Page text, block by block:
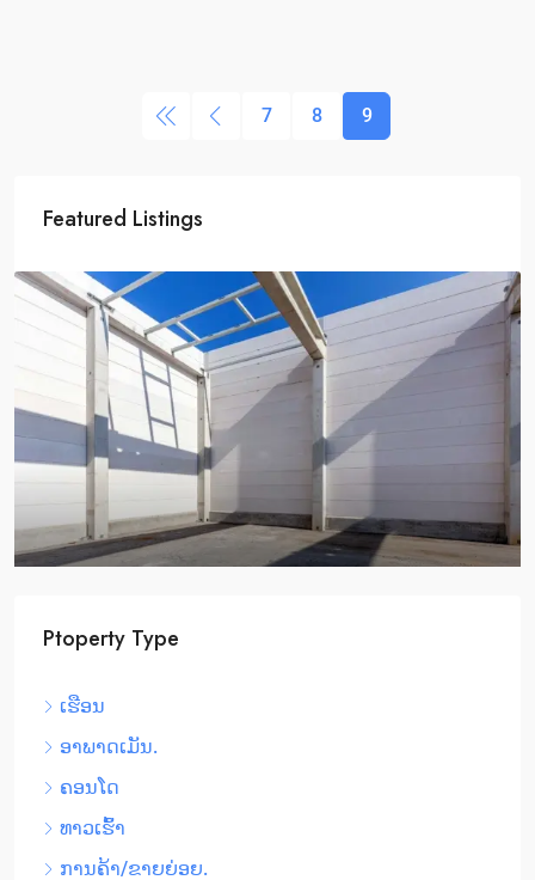
7 8 9
Featured Listings
Bulk Warehouse
Ptoperty Type
ເຮືອນ
ອາພາດເມັນ.
ຄອນໂດ
ທາວເຮົ້າ
ການຄ້າ/ຂາຍຍ່ອຍ.